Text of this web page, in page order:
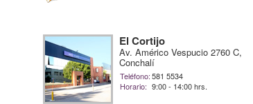
El Cortijo
Av. Américo Vespucio 2760 C,
Conchalí
Teléfono:581 5534
Horario: 9:00 - 14:00 hrs.